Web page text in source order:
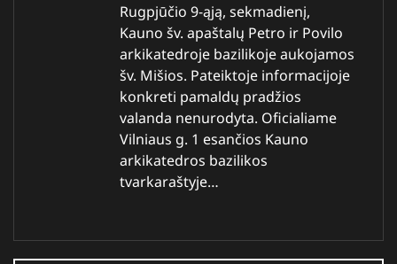
Rugpjūčio 9-ąją, sekmadienį,
Kauno šv. apaštalų Petro ir Povilo
arkikatedroje bazilikoje aukojamos
šv. Mišios. Pateiktoje informacijoje
konkreti pamaldų pradžios
valanda nenurodyta. Oficialiame
Vilniaus g. 1 esančios Kauno
arkikatedros bazilikos
tvarkaraštyje…